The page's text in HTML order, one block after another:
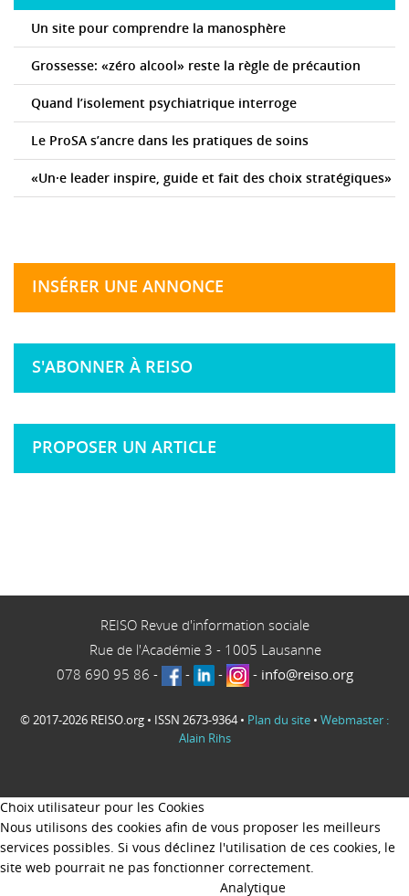
Un site pour comprendre la manosphère
Grossesse: «zéro alcool» reste la règle de précaution
Quand l’isolement psychiatrique interroge
Le ProSA s’ancre dans les pratiques de soins
«Un·e leader inspire, guide et fait des choix stratégiques»
INSÉRER UNE ANNONCE
S'ABONNER À REISO
PROPOSER UN ARTICLE
REISO Revue d'information sociale
Rue de l'Académie 3 - 1005 Lausanne
078 690 95 86 - - - - info@reiso.org
© 2017-2026 REISO.org • ISSN 2673-9364 • Plan du site • Webmaster :
Alain Rihs
Choix utilisateur pour les Cookies
Nous utilisons des cookies afin de vous proposer les meilleurs
services possibles. Si vous déclinez l'utilisation de ces cookies, le
site web pourrait ne pas fonctionner correctement.
Analytique